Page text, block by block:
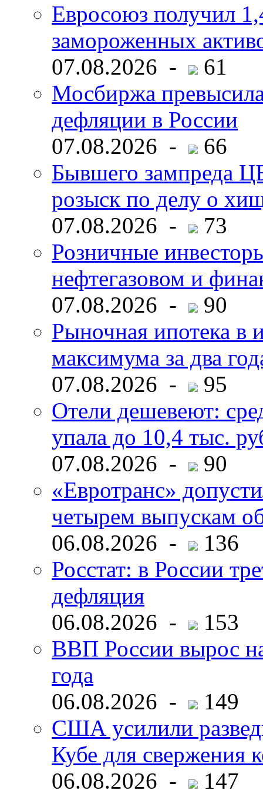
Евросоюз получил
замороженных
07.08.2026 -
61
Мосбиржа
дефляции в России
07.08.2026 -
66
Бывшего зампреда
розыск по делу о
07.08.2026 -
73
Розничные
нефтегазовом и
07.08.2026 -
90
Рыночная ипотека в
максимума за два
07.08.2026 -
95
Отели дешевеют:
упала до 10,4 тыс.
07.08.2026 -
90
«Евротранс»
четырем выпускам
06.08.2026 -
136
Росстат: в России
дефляция
06.08.2026 -
153
ВВП России вырос
года
06.08.2026 -
149
США усилили
Кубе для свержения
06.08.2026 -
147